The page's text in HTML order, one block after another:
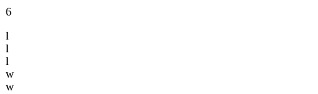
6
l
l
l
w
w